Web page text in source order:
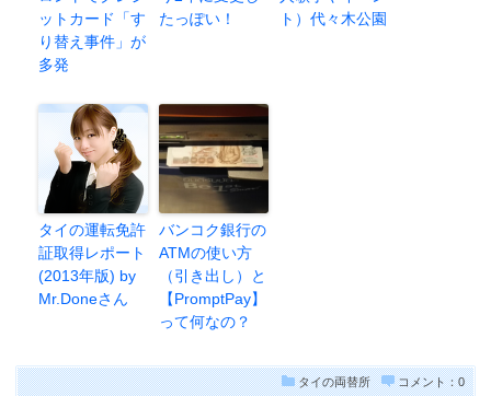
ットカード「す
り替え事件」が
多発
たっぽい！
ト）代々木公園
タイの運転免許
証取得レポート
(2013年版) by
Mr.Doneさん
バンコク銀行の
ATMの使い方
（引き出し）と
【PromptPay】
って何なの？
タイの両替所 コメント：0